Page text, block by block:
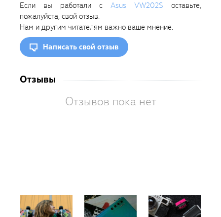
Если вы работали с Asus VW202S оставьте,
пожалуйста, свой отзыв.
Нам и другим читателям важно ваше мнение.
Написать свой отзыв
Отзывы
Отзывов пока нет